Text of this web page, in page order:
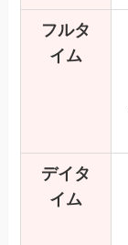
フルタ
イム
デイタ
イム